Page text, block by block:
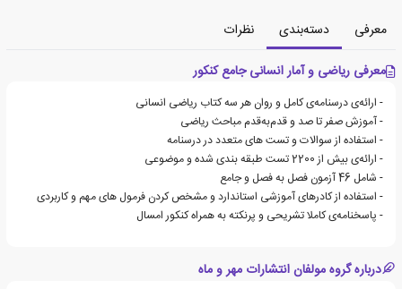
معرفی دسته‌بندی
نظرات
معرفی ریاضی و آمار انسانی جامع کنکور
- ارائه‌ی درسنامه‌ی کامل و روان هر سه کتاب ریاضی انسانی
- آموزش صفر تا صد و قدم‌به‌قدم مباحث ریاضی
- استفاده از سوالات و تست های متعدد در درسنامه
- ارائه‌ی بیش از 2200 تست طبقه بندی شده و موضوعی
- شامل 46 آزمون فصل به فصل و جامع
- استفاده از کادرهای آموزشی استاندارد و مشخص کردن فرمول های مهم و کاربردی
- پاسخنامه‌ی کاملا تشریحی و پر‌نکته به همراه کنکور امسال
درباره گروه مولفان انتشارات مهر و ماه